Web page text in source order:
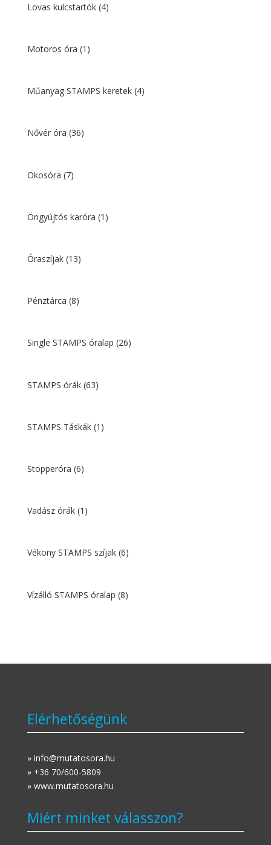
Lovas kulcstartók (4)
Motoros óra (1)
Műanyag STAMPS keretek (4)
Nővér óra (36)
Okosóra (7)
Öngyújtós karóra (1)
Óraszíjak (13)
Pénztárca (8)
Single STAMPS óralap (26)
STAMPS órák (63)
STAMPS Táskák (1)
Stopperóra (6)
Vadász órák (1)
Vékony STAMPS szíjak (6)
Vízálló STAMPS óralap (8)
Elérhetőségünk
» info@mutatosora.hu
» +36 70/600-5809
» www.mutatosora.hu
Miért minket válasszon?